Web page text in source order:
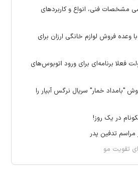
فنی، انواع و کاربردهای
میلیاردی با وعده فروش لوازم خانگی ارزان برای
فعلا برنامه‌ای برای ورود اتوبوس‌های
"بامداد خمار" سریال نرگس آبیار را
در یک روز!
تدفین پدر
تقویت مو